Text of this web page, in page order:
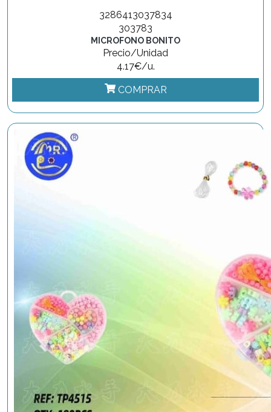
3286413037834
303783
MICROFONO BONITO
Precio/Unidad
4.17€/u.
COMPRAR